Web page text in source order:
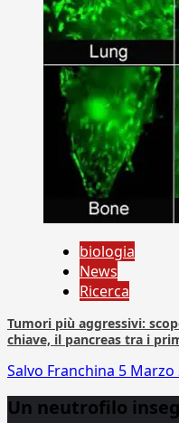
biologia
News
Ricerca
Tumori più aggressivi:
chiave, il pancreas tra i
Salvo Franchina 5 Marzo
Un neutrofilo